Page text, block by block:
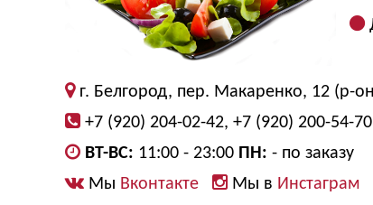
г. Белгород, пер. Макаренко, 12 (р-
+7 (920) 204-02-42, +7 (920) 200-54-70
ВТ-ВС: 11:00 - 23:00 ПН: - по заказу
Мы Вконтакте Мы в Инстаграм